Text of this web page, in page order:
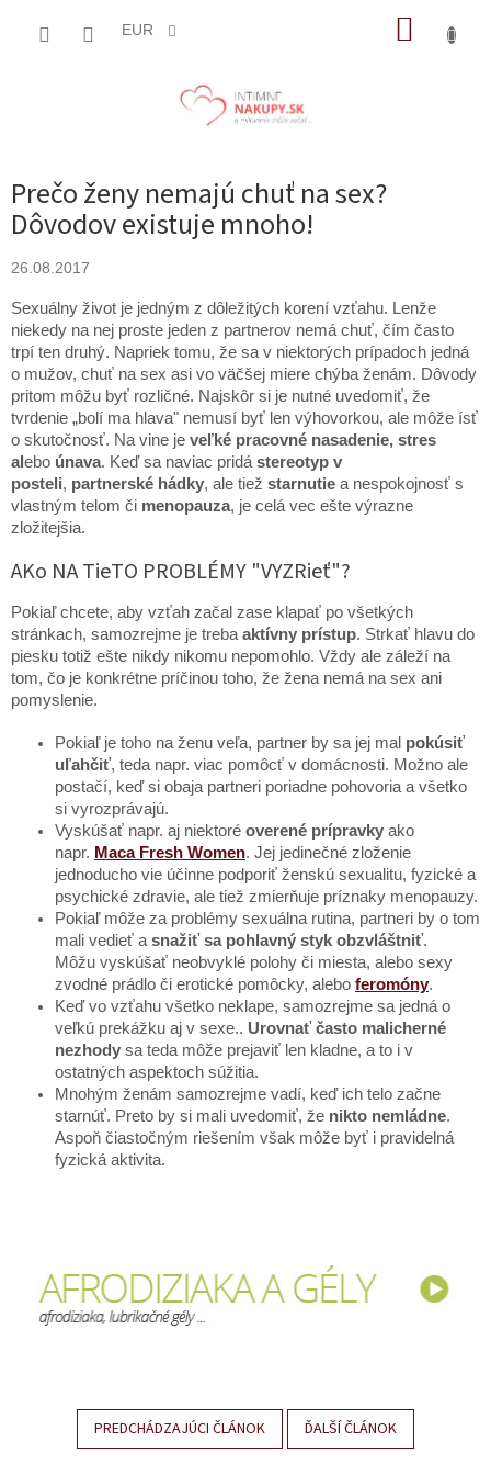
EUR
Prečo ženy nemajú chuť na sex?
Dôvodov existuje mnoho!
26.08.2017
Sexuálny život je jedným z dôležitých korení vzťahu. Lenže
niekedy na nej proste jeden z partnerov nemá chuť, čím často
trpí ten druhý. Napriek tomu, že sa v niektorých prípadoch jedná
o mužov, chuť na sex asi vo väčšej miere chýba ženám. Dôvody
pritom môžu byť rozličné. Najskôr si je nutné uvedomiť, že
tvrdenie „bolí ma hlava" nemusí byť len výhovorkou, ale môže ísť
o skutočnosť. Na vine je veľké pracovné nasadenie, stres
alebo únava. Keď sa naviac pridá stereotyp v
posteli, partnerské hádky, ale tiež starnutie a nespokojnosť s
vlastným telom či menopauza, je celá vec ešte výrazne
zložitejšia.
AKo NA TieTO PROBLÉMY "VYZRieť"?
Pokiaľ chcete, aby vzťah začal zase klapať po všetkých
stránkach, samozrejme je trebaaktívny prístup. Strkať hlavu do
piesku totiž ešte nikdy nikomu nepomohlo. Vždy ale záleží na
tom, čo je konkrétne príčinou toho, že žena nemá na sex ani
pomyslenie.
Pokiaľ je toho na ženu veľa, partner by sa jej mal pokúsiť
uľahčiť, teda napr. viac pomôcť v domácnosti. Možno ale
postačí, keď si obaja partneri poriadne pohovoria a všetko
si vyrozprávajú.
Vyskúšať napr. aj niektoré overené prípravky ako
napr. Maca Fresh Women. Jej jedinečné zloženie
jednoducho vie účinne podporiť ženskú sexualitu, fyzické a
psychické zdravie, ale tiež zmierňuje príznaky menopauzy.
Pokiaľ môže za problémy sexuálna rutina, partneri by o tom
mali vedieť asnažiť sa pohlavný styk obzvláštniť.
Môžu vyskúšať neobvyklé polohy či miesta, alebo sexy
zvodné prádlo či erotické pomôcky, alebo feromóny.
Keď vo vzťahu všetko neklape, samozrejme sa jedná o
veľkú prekážku aj v sexe.. Urovnať často malicherné
nezhody sa teda môže prejaviť len kladne, a to i v
ostatných aspektoch súžitia.
Mnohým ženám samozrejme vadí, keď ich telo začne
starnúť. Preto by si mali uvedomiť, že nikto nemládne.
Aspoň čiastočným riešením však môže byť i pravidelná
fyzická aktivita.
PREDCHÁDZAJÚCI ČLÁNOK ĎALŠÍ ČLÁNOK